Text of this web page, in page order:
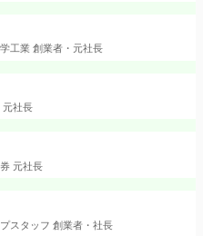
工業 創業者・元社長
元社長
元社長
スタッフ 創業者・社長